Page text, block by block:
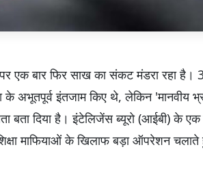
एक बार फिर साख का संकट मंडरा रहा है।
अभूतपूर्व इंतजाम किए थे, लेकिन 'मानवीय
दिया है। इंटेलिजेंस ब्यूरो (आईबी) के एक
माफियाओं के खिलाफ बड़ा ऑपरेशन चलाते